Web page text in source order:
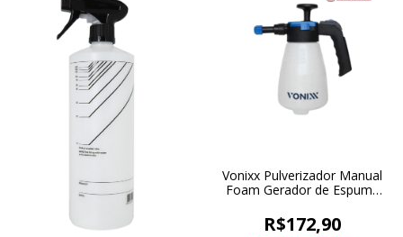
Vonixx Pulverizador Manual
Foam Gerador de Espuma
R$172,90